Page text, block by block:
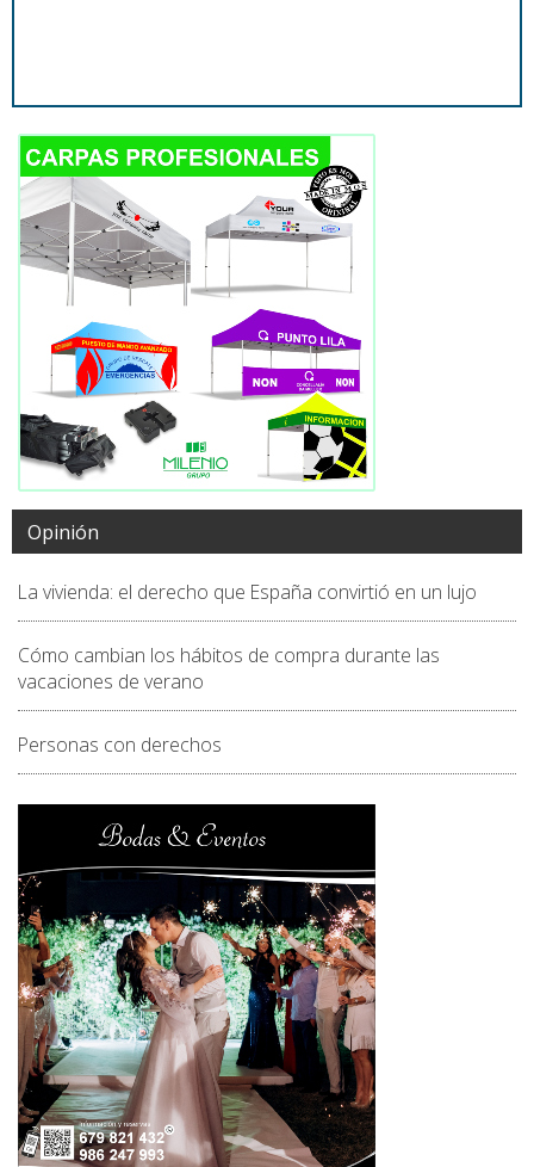
Opinión
La vivienda: el derecho que España convirtió en un lujo
Cómo cambian los hábitos de compra durante las
vacaciones de verano
Personas con derechos